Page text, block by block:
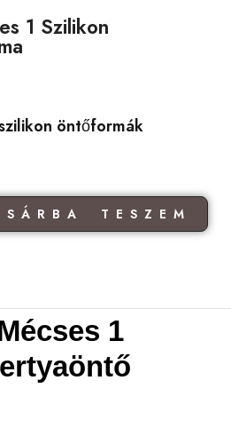
1 Szilikon
öntőformák
TESZEM
1